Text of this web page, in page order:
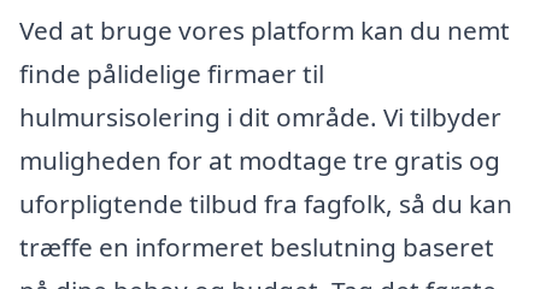
Ved at bruge vores platform kan du nemt
finde pålidelige firmaer til
hulmursisolering i dit område. Vi tilbyder
muligheden for at modtage tre gratis og
uforpligtende tilbud fra fagfolk, så du kan
træffe en informeret beslutning baseret